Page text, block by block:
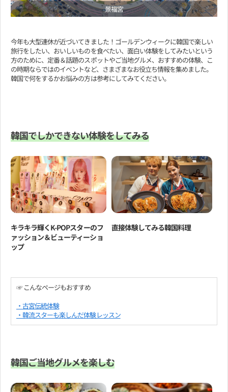
景福宮
今年も大型連休が近づいてきました！ゴールデンウィークに韓国で楽しい
旅行をしたい、おいしいものを食べたい、面白い体験をしてみたいという
方のために、定番＆話題のスポットやご当地グルメ、おすすめの体験、こ
の時期ならではのイベントなど、さまざまなお役立ち情報を集めました。
韓国で何をするかお悩みの方は参考にしてみてください。
韓国でしかできない体験をしてみる
キラキラ輝くK-POPスターのフ
ァッション＆ビューティーショ
ップ
直接体験してみる韓国料理
☞ こんなページもおすすめ
・古宮伝統体験
・韓流スターも楽しんだ体験レッスン
韓国ご当地グルメを楽しむ